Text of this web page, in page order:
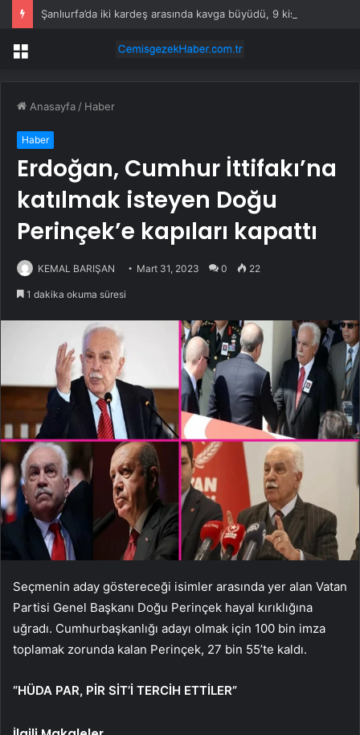
Menü
Anasayfa / Haber
Haber
Erdoğan, Cumhur İttifakı’na
katılmak isteyen Doğu
Perinçek’e kapıları kapattı
KEMAL BARIŞAN Mart 31, 2023 0 22
1 dakika okuma süresi
Seçmenin aday göstereceği isimler arasında yer alan Vatan
Partisi Genel Başkanı Doğu Perinçek hayal kırıklığına
uğradı. Cumhurbaşkanlığı adayı olmak için 100 bin imza
toplamak zorunda kalan Perinçek, 27 bin 55’te kaldı.
“HÜDA PAR, PİR SİT’İ TERCİH ETTİLER”